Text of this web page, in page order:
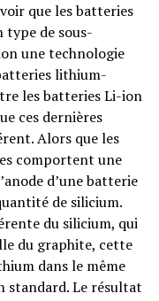
que les batteries
de sous-
une technologie
lithium-
les batteries Li-ion
ces dernières
Alors que les
comportent une
d’une batterie
de silicium.
du silicium, qui
du graphite, cette
dans le même
standard. Le résultat